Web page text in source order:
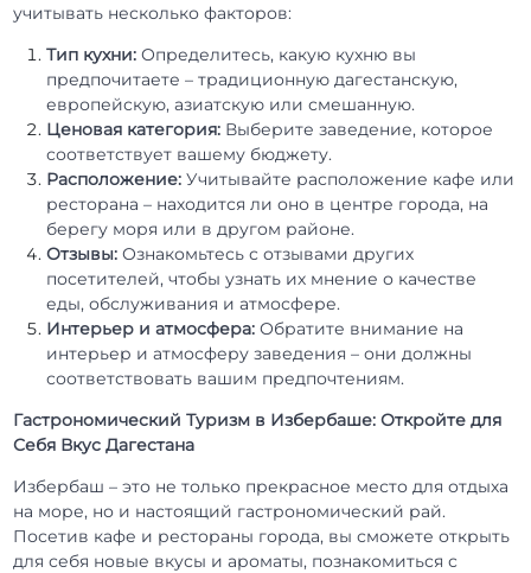
учитывать несколько факторов:
Тип кухни: Определитесь, какую кухню вы
предпочитаете – традиционную дагестанскую,
европейскую, азиатскую или смешанную.
Ценовая категория: Выберите заведение, которое
соответствует вашему бюджету.
Расположение: Учитывайте расположение кафе или
ресторана – находится ли оно в центре города, на
берегу моря или в другом районе.
Отзывы: Ознакомьтесь с отзывами других
посетителей, чтобы узнать их мнение о качестве
еды, обслуживания и атмосфере.
Интерьер и атмосфера: Обратите внимание на
интерьер и атмосферу заведения – они должны
соответствовать вашим предпочтениям.
Гастрономический Туризм в Избербаше: Откройте для
Себя Вкус Дагестана
Избербаш – это не только прекрасное место для отдыха
на море, но и настоящий гастрономический рай.
Посетив кафе и рестораны города, вы сможете открыть
для себя новые вкусы и ароматы, познакомиться с